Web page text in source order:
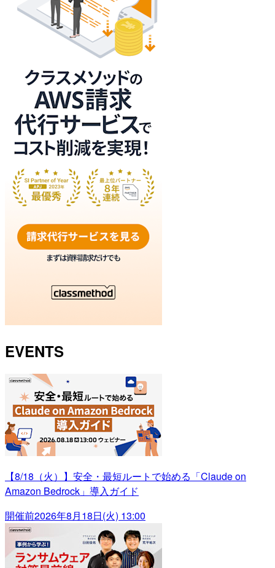
EVENTS
【8/18（火）】安全・最短ルートで始める「Claude on
Amazon Bedrock」導入ガイド
開催前2026年8月18日(火) 13:00